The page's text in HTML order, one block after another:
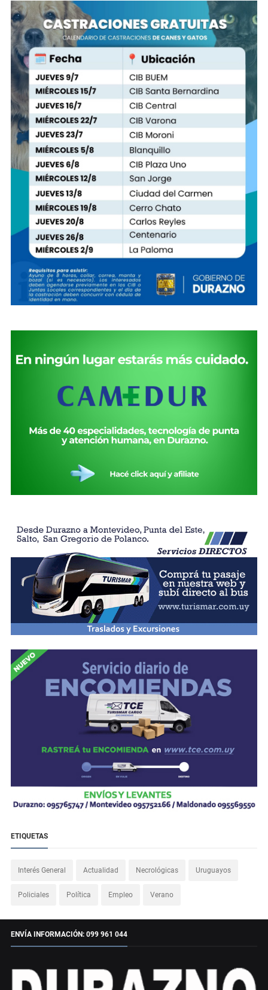
ETIQUETAS
Interés General Actualidad Necrológicas Uruguayos
Policiales Política Empleo Verano
ENVÍA INFORMACIÓN: 099 961 044